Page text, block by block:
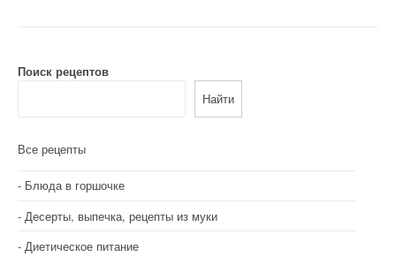
Поиск рецептов
Найти
Все рецепты
Блюда в горшочке
Десерты, выпечка, рецепты из муки
Диетическое питание